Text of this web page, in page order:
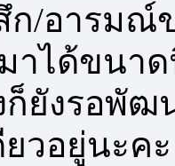
ก/อารมณ์
าได้ขนาด
ก็ยังรอพัฒ
ยวอยู่นะค